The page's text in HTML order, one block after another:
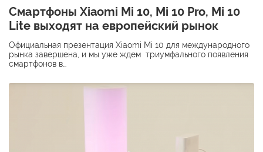
Смартфоны Xiaomi Mi 10, Mi 10 Pro, Mi 10
Lite выходят на европейский рынок
Официальная презентация Xiaomi Mi 10 для международного
рынка завершена, и мы уже ждем триумфального появления
смартфонов в…